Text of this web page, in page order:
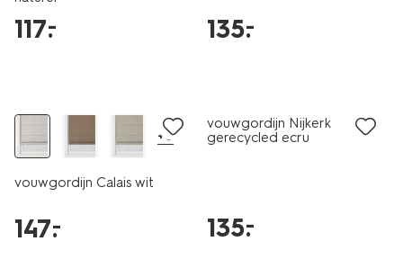
117.
– 135.
–
+6
vouwgordijn Calais wit
147.
–
vouwgordijn Nijkerk
gerecycled ecru
135.
–